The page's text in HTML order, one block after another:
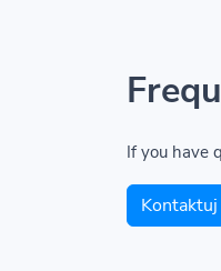
If you have
Kontaktuj